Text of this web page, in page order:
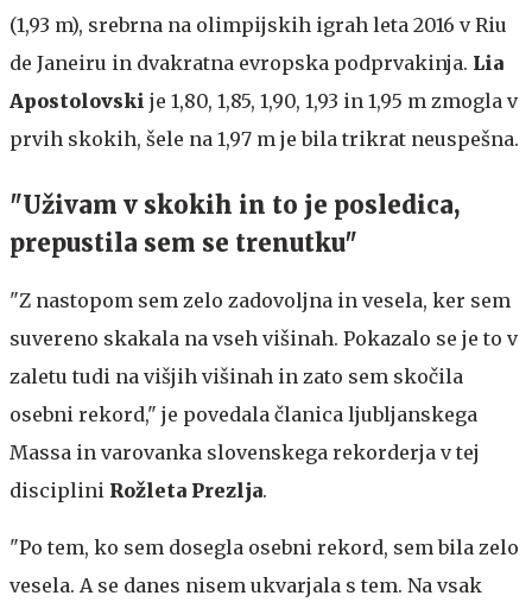
(1,93 m), srebrna na olimpijskih igrah leta 2016 v Riu
de Janeiru in dvakratna evropska podprvakinja. Lia
Apostolovski je 1,80, 1,85, 1,90, 1,93 in 1,95 m zmogla v
prvih skokih, šele na 1,97 m je bila trikrat neuspešna.
"Uživam v skokih in to je posledica,
prepustila sem se trenutku"
"Z nastopom sem zelo zadovoljna in vesela, ker sem
suvereno skakala na vseh višinah. Pokazalo se je to v
zaletu tudi na višjih višinah in zato sem skočila
osebni rekord," je povedala članica ljubljanskega
Massa in varovanka slovenskega rekorderja v tej
disciplini Rožleta Prezlja.
"Po tem, ko sem dosegla osebni rekord, sem bila zelo
vesela. A se danes nisem ukvarjala s tem. Na vsak